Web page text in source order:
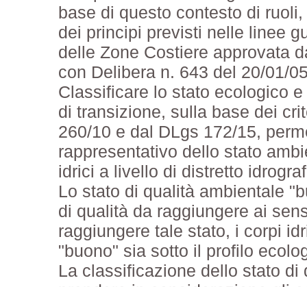
base di questo contesto di
dei principi previsti nelle linee
delle Zone Costiere approvata
con Delibera n. 643 del 20/01/
Classificare lo stato ecologico
di transizione, sulla base dei
260/10 e dal DLgs 172/15,
rappresentativo dello stato
idrici a livello di distretto
Lo stato di qualità ambientale
di qualità da raggiungere ai
raggiungere tale stato, i corpi
"buono" sia sotto il profilo
La classificazione dello stato